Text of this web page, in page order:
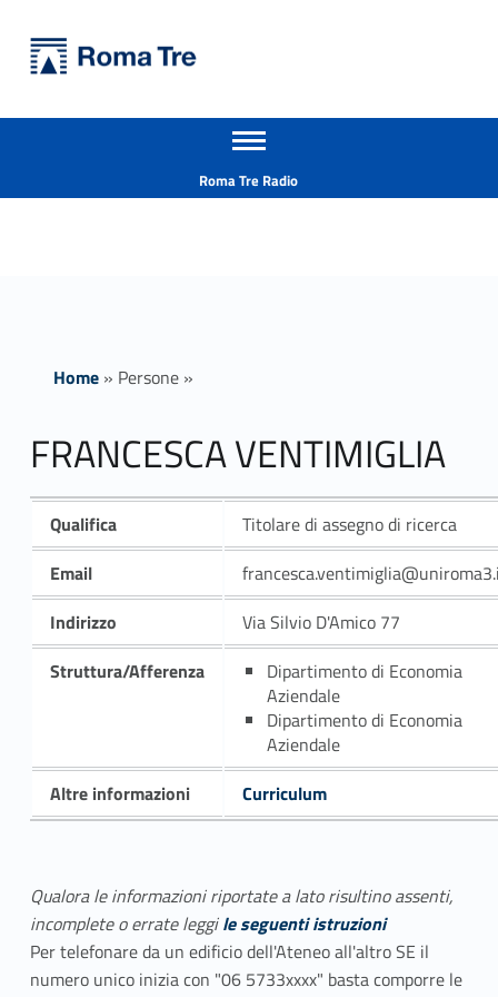
FRANCESCA VENTIMIGLIA - Università Roma Tre
Apri il menu secondario
Roma Tre Radio
Home» Persone»
FRANCESCA VENTIMIGLIA
Qualifica
Titolare di assegno di ricerca
Email
Indirizzo
Via Silvio D'Amico 77
Struttura/Afferenza
Dipartimento di Economia
Aziendale
Dipartimento di Economia
Aziendale
Altre informazioni
Curriculum
Qualora le informazioni riportate a lato risultino assenti,
incomplete o errate leggile seguenti istruzioni
Per telefonare da un edificio dell'Ateneo all'altro SE il
numero unico inizia con "06 5733xxxx" basta comporre le